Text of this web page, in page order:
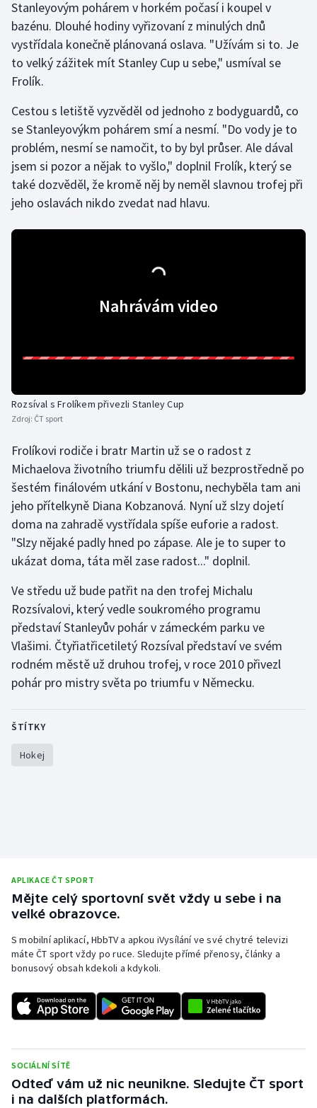
Stolní tenis
Triatlon
Veslování
Vodní slalom
Volejbal
Ostatní
Stanleyovým pohárem v horkém počasí i koupel v
bazénu. Dlouhé hodiny vyřizovaní z minulých dnů
vystřídala konečně plánovaná oslava. "Užívám si to. Je
to velký zážitek mít Stanley Cup u sebe," usmíval se
Frolík.
Cestou s letiště vyzvěděl od jednoho z bodyguardů, co
se Stanleyovýkm pohárem smí a nesmí. "Do vody je to
problém, nesmí se namočit, to by byl průser. Ale dával
jsem si pozor a nějak to vyšlo," doplnil Frolík, který se
také dozvěděl, že kromě něj by neměl slavnou trofej při
jeho oslavách nikdo zvedat nad hlavu.
Nahrávám video
Rozsíval s Frolíkem přivezli Stanley Cup
Zdroj: ČT sport
Frolíkovi rodiče i bratr Martin už se o radost z
Michaelova životního triumfu dělili už bezprostředně po
šestém finálovém utkání v Bostonu, nechyběla tam ani
jeho přítelkyně Diana Kobzanová. Nyní už slzy dojetí
doma na zahradě vystřídala spíše euforie a radost.
"Slzy nějaké padly hned po zápase. Ale je to super to
ukázat doma, táta měl zase radost..." doplnil.
Ve středu už bude patřit na den trofej Michalu
Rozsívalovi, který vedle soukromého programu
představí Stanleyův pohár v zámeckém parku ve
Vlašimi. Čtyřiatřicetiletý Rozsíval představí ve svém
rodném městě už druhou trofej, v roce 2010 přivezl
pohár pro mistry světa po triumfu v Německu.
ŠTÍTKY
Hokej
APLIKACE ČT SPORT
Mějte celý sportovní svět vždy u sebe i na
velké obrazovce.
S mobilní aplikací, HbbTV a apkou iVysílání ve své chytré televizi
máte ČT sport vždy po ruce. Sledujte přímé přenosy, články a
bonusový obsah kdekoli a kdykoli.
SOCIÁLNÍ SÍTĚ
Odteď vám už nic neunikne. Sledujte ČT sport
i na dalších platformách.